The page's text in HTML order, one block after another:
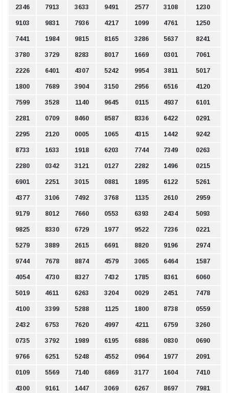
2346 7913 3633 9491 2577 3108 1230
9103 9831 7936 4217 1099 4761 1250
7441 1984 9815 8165 3286 5637 8241
3780 3729 8283 8017 1669 0301 7061
2226 6401 4307 5242 9954 3811 5017
1800 7689 3904 3150 2956 6516 4120
7599 3528 1140 9645 0115 4937 6101
2281 0709 8460 8587 8336 6422 0291
2295 2120 0005 1065 4315 1442 9242
8733 1633 1918 6203 7744 7349 0263
2280 0342 3121 0127 2282 1496 0215
6901 2251 3015 0881 1895 6122 5261
4377 3106 7492 3768 1135 2610 2959
9179 8012 7660 0553 6393 2434 5093
9825 8330 6729 1977 9522 7236 0221
5279 3889 2615 6691 8820 9196 2974
9744 7678 8874 4579 3065 6464 1587
4054 4730 8327 7432 1785 8361 6060
5019 4611 6263 3204 0029 2451 7478
4100 3399 5288 1125 1800 8738 0559
2432 6753 7620 4997 4211 6759 3260
0735 3792 1989 6195 6886 0830 0690
9766 6251 5248 4552 0964 1977 2091
0109 5569 7140 6869 3177 1604 7410
4300 9161 1447 3069 6267 8697 7981